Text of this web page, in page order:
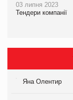
03 липня 2023
Тендери компанії
Яна Олентир